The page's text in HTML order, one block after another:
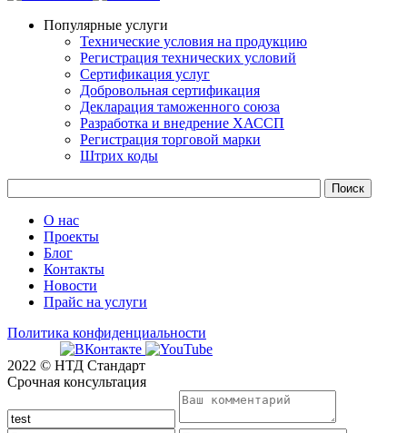
Популярные услуги
Технические условия на продукцию
Регистрация технических условий
Сертификация услуг
Добровольная сертификация
Декларация таможенного союза
Разработка и внедрение ХАССП
Регистрация торговой марки
Штрих коды
О нас
Проекты
Блог
Контакты
Новости
Прайс на услуги
Политика конфиденциальности
2022 © НТД Стандарт
Срочная консультация